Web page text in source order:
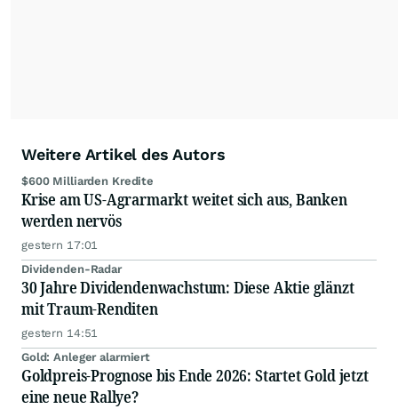
Weitere Artikel des Autors
$600 Milliarden Kredite
Krise am US-Agrarmarkt weitet sich aus, Banken
werden nervös
gestern 17:01
Dividenden-Radar
30 Jahre Dividendenwachstum: Diese Aktie glänzt
mit Traum-Renditen
gestern 14:51
Gold: Anleger alarmiert
Goldpreis-Prognose bis Ende 2026: Startet Gold jetzt
eine neue Rallye?